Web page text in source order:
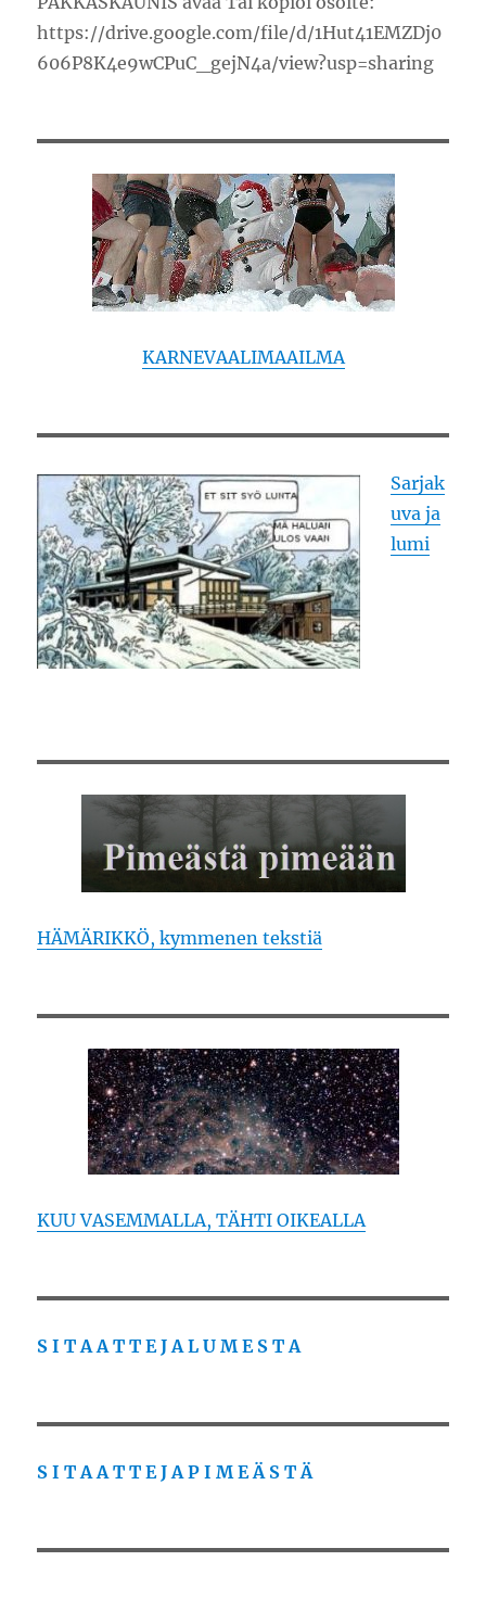
https://drive.google.com/file/d/1Hut41EMZDj0
606P8K4e9wCPuC_gejN4a/view?usp=sharing
KARNEVAALIMAAILMA
Sarjak
uva ja
lumi
HÄMÄRIKKÖ, kymmenen tekstiä
KUU VASEMMALLA, TÄHTI OIKEALLA
S I T A A T T E J A L U M E S T A
S I T A A T T E J A P I M E Ä S T Ä